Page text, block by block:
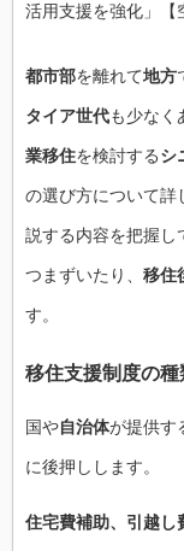
活用支援を強化」【
都市部を離れて地方
タイア世代も少なく
業移住を検討するシ
の選び方について詳
説する内容を把握し
つまずいたり、 移住
す。
移住支援制度の種
国や自治体が提供す
に後押しします。
住宅費補助、 引越し